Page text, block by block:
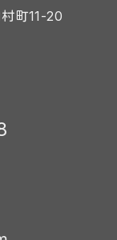
町11-20